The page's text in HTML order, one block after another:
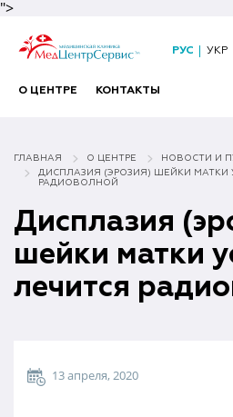
">
РУС УКР
О ЦЕНТРЕ КОНТАКТЫ
ГЛАВНАЯ О ЦЕНТРЕ
НОВОСТИ И
ДИСПЛАЗИЯ (ЭРОЗИЯ) ШЕЙКИ МАТКИ
РАДИОВОЛНОЙ
Дисплазия
шейки матки
лечится
13 апреля, 2020